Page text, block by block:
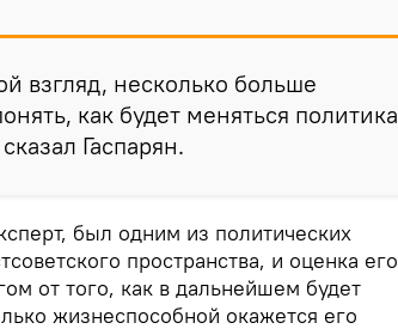
взгляд, несколько больше
как будет меняться политика
Гаспарян.
был одним из политических
пространства, и оценка его
от того, как в дальнейшем будет
жизнеспособной окажется его